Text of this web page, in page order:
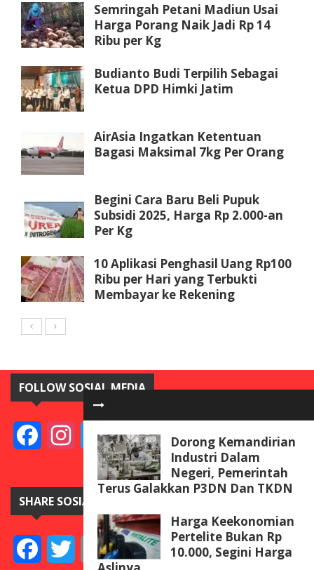
Dorong Kemandirian
Industri Dalam
Negeri, Pemerintah
Terus Galakkan P3DN Dan TKDN
Harga Keekonomian
Pertelite Bukan Rp
10.000, Segini Harga
Semringah Petani Madiun Usai
Harga Porang Naik Jadi Rp 14
Ribu per Kg
Budianto Budi Terpilih Sebagai
Ketua DPD Himki Jatim
AirAsia Ingatkan Ketentuan
Bagasi Maksimal 7kg Per Orang
Begini Cara Baru Beli Pupuk
Subsidi 2025, Harga Rp 2.000-an
Per Kg
10 Aplikasi Penghasil Uang Rp100
Ribu per Hari yang Terbukti
Membayar ke Rekening
FOLLOW SOSIAL MEDIA
FacebookInstagramTwitterYouTube
SHARE SOSIAL MEDIA
FacebookTwitterEmail TelegramLine Messenger
Gmail